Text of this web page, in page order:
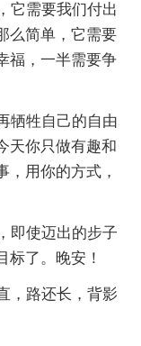
它需要我们付出
么简单，它需要
福，一半需要争
牺牲自己的自由
天你只做有趣和
，用你的方式，
即使迈出的步子
标了。晚安！
，路还长，背影